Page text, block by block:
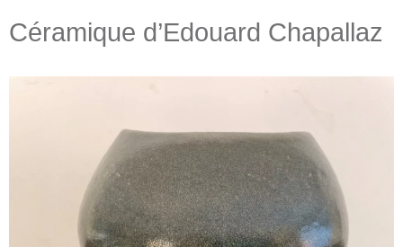
Céramique d’Edouard Chapallaz